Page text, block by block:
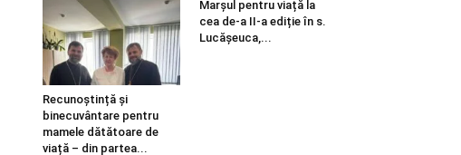
Recunoștință și
binecuvântare pentru
mamele dătătoare de
viață – din partea...
Marșul pentru viață la
cea de-a II-a ediție în s.
Lucășeuca,...